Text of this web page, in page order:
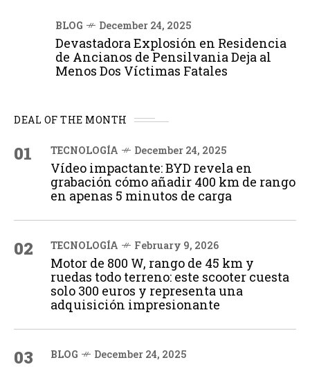
BLOG December 24, 2025
Devastadora Explosión en Residencia
de Ancianos de Pensilvania Deja al
Menos Dos Víctimas Fatales
DEAL OF THE MONTH
01 TECNOLOGÍA December 24, 2025
Vídeo impactante: BYD revela en
grabación cómo añadir 400 km de rango
en apenas 5 minutos de carga
02 TECNOLOGÍA February 9, 2026
Motor de 800 W, rango de 45 km y
ruedas todo terreno: este scooter cuesta
solo 300 euros y representa una
adquisición impresionante
03 BLOG December 24, 2025